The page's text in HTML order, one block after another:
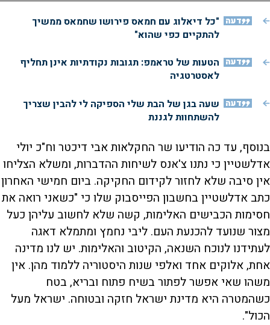
דעה "כל דיאלוג עם חמאס פירושו שחמאס ממשיך
להתקיים כפי שהוא"
דעה הטעות של טראמפ: תגובות נקודתיות אינן תחליף
לאסטרטגיה
דעה שעה בגן של הבת שלי הספיקה לי להבין שצריך
להשתחוות לגננת
בנוסף, עד כה הודיעו שר החקלאות אבי דיכטר וח"כ יולי
אדלשטיין כי נתנו צ'אנס לשיחות ההדברות, ומשלא הצליחו
אין סיבה שלא לחזור לקידום החקיקה. ביום חמישי האחרון
כתב אדלשטיין בחשבון הפייסבוק שלו כי "כשאני רואה את
חסימות הכבישים האלימות, קשה שלא לחשוב עליהן כעל
מצור שנועד להכנעת העם. ליבי נחמץ ומתמלא דאגה
לעתידנו לנוכח השנאה, הקיטוב והאלימות. יש לנו מדינה
אחת, אלוקים אחד ואלפי שנות היסטוריה ללמוד מהן. אין
משהו שאי אפשר לפתור בשיח פתוח ובריא, בטח
כשהמטרה היא מדינת ישראל חזקה ובטוחה. ישראל מעל
הכול".